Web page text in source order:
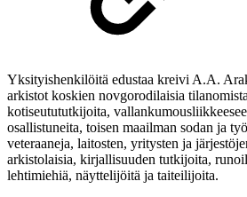
Yksityishenkilöitä edustaa kreivi A.A.
arkistot koskien novgorodilaisia
kotiseutututkijoita,
osallistuneita, toisen maailman sodan ja
veteraaneja, laitosten, yritysten ja
arkistolaisia, kirjallisuuden tutkijoita,
lehtimiehiä, näyttelijöitä ja taiteilijoita.